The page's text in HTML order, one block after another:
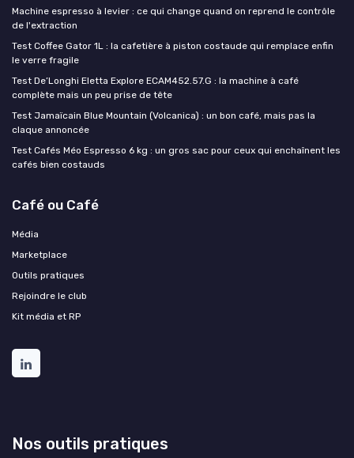
Machine espresso à levier : ce qui change quand on reprend le contrôle
de l'extraction
Test Coffee Gator 1L : la cafetière à piston costaude qui remplace enfin
le verre fragile
Test De’Longhi Eletta Explore ECAM452.57.G : la machine à café
complète mais un peu prise de tête
Test Jamaïcain Blue Mountain (Volcanica) : un bon café, mais pas la
claque annoncée
Test Cafés Méo Espresso 6 kg : un gros sac pour ceux qui enchaînent les
cafés bien costauds
Café ou Café
Média
Marketplace
Outils pratiques
Rejoindre le club
Kit média et RP
Nos outils pratiques